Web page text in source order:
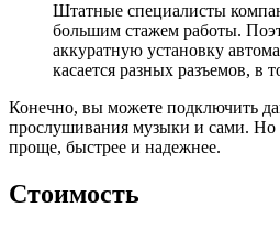
Штатные специалисты
большим стажем работы.
аккуратную установку
касается разных разъемов, в
Конечно, вы можете подключить
прослушивания музыки и сами. Но
проще, быстрее и надежнее.
Стоимость